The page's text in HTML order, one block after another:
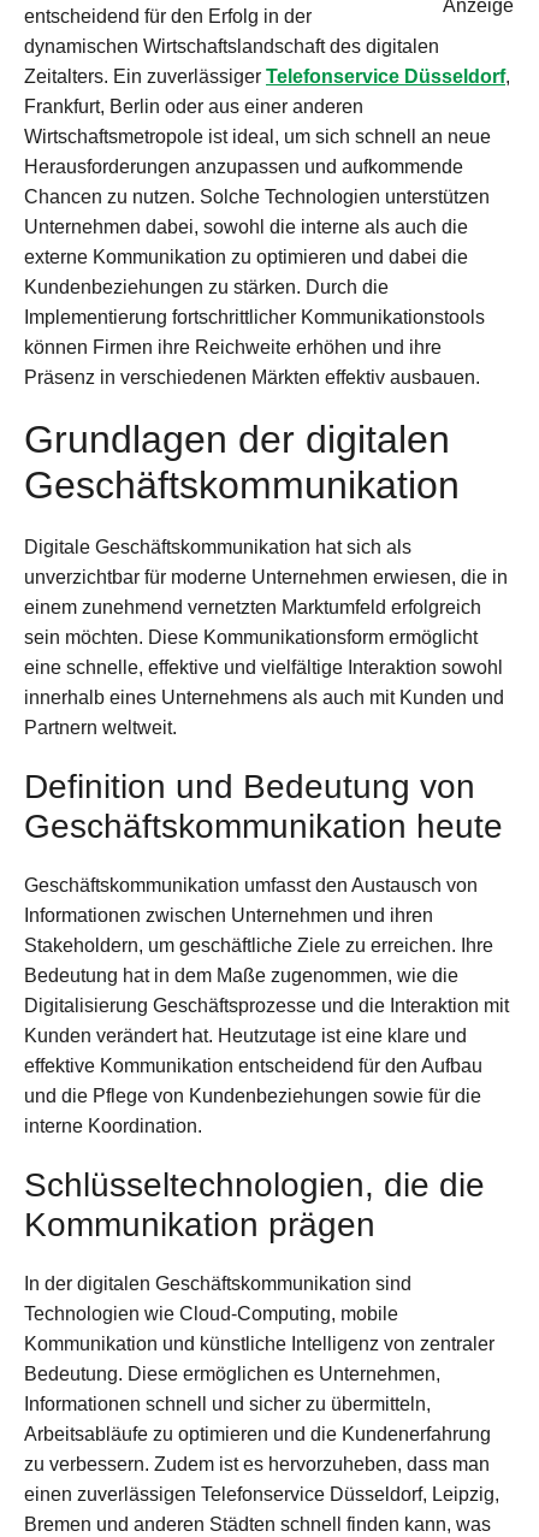
entscheidend für den Erfolg in der
dynamischen Wirtschaftslandschaft des digitalen
Zeitalters. Ein zuverlässiger Telefonservice Düsseldorf,
Frankfurt, Berlin oder aus einer anderen
Wirtschaftsmetropole ist ideal, um sich schnell an neue
Herausforderungen anzupassen und aufkommende
Chancen zu nutzen. Solche Technologien unterstützen
Unternehmen dabei, sowohl die interne als auch die
externe Kommunikation zu optimieren und dabei die
Kundenbeziehungen zu stärken. Durch die
Implementierung fortschrittlicher Kommunikationstools
können Firmen ihre Reichweite erhöhen und ihre
Präsenz in verschiedenen Märkten effektiv ausbauen.
Grundlagen der digitalen
Geschäftskommunikation
Digitale Geschäftskommunikation hat sich als
unverzichtbar für moderne Unternehmen erwiesen, die in
einem zunehmend vernetzten Marktumfeld erfolgreich
sein möchten. Diese Kommunikationsform ermöglicht
eine schnelle, effektive und vielfältige Interaktion sowohl
innerhalb eines Unternehmens als auch mit Kunden und
Partnern weltweit.
Definition und Bedeutung von
Geschäftskommunikation heute
Geschäftskommunikation umfasst den Austausch von
Informationen zwischen Unternehmen und ihren
Stakeholdern, um geschäftliche Ziele zu erreichen. Ihre
Bedeutung hat in dem Maße zugenommen, wie die
Digitalisierung Geschäftsprozesse und die Interaktion mit
Kunden verändert hat. Heutzutage ist eine klare und
effektive Kommunikation entscheidend für den Aufbau
und die Pflege von Kundenbeziehungen sowie für die
interne Koordination.
Schlüsseltechnologien, die die
Kommunikation prägen
In der digitalen Geschäftskommunikation sind
Technologien wie Cloud-Computing, mobile
Kommunikation und künstliche Intelligenz von zentraler
Bedeutung. Diese ermöglichen es Unternehmen,
Informationen schnell und sicher zu übermitteln,
Arbeitsabläufe zu optimieren und die Kundenerfahrung
zu verbessern. Zudem ist es hervorzuheben, dass man
einen zuverlässigen Telefonservice Düsseldorf, Leipzig,
Bremen und anderen Städten schnell finden kann, was